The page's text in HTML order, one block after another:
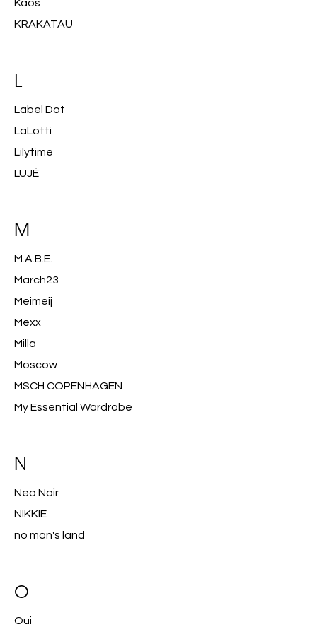
Kaos
KRAKATAU
L
Label Dot
LaLotti
Lilytime
LUJÉ
M
M.A.B.E.
March23
Meimeij
Mexx
Milla
Moscow
MSCH COPENHAGEN
My Essential Wardrobe
N
Neo Noir
NIKKIE
no man's land
O
Oui